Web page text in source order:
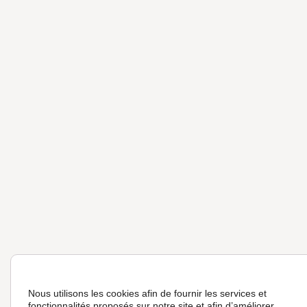
Nous utilisons les cookies afin de fournir les services et